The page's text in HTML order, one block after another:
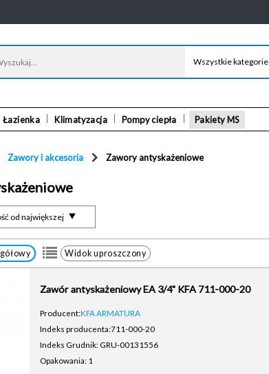
Wszystkie kategorie
Łazienka Klimatyzacja Pompy ciepła Pakiety MS
Zawory i akcesoria Zawory antyskażeniowe
od największej
Widok uproszczony
Zawór antyskażeniowy EA 3/4" KFA 711-000-20
Producent:KFA ARMATURA
Indeks producenta:711-000-20
Indeks Grudnik: GRU-00131556
Opakowania: 1